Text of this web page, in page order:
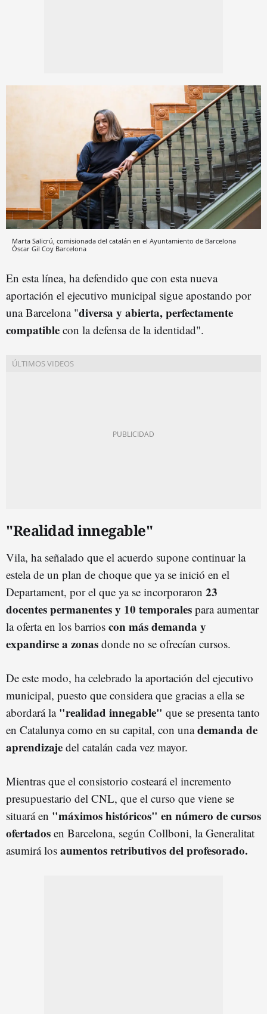
Marta Salicrú, comisionada del catalán en el Ayuntamiento de Barcelona
Òscar Gil Coy Barcelona
En esta línea, ha defendido que con esta nueva
aportación el ejecutivo municipal sigue apostando por
una Barcelona "diversa y abierta, perfectamente
compatible con la defensa de la identidad".
"Realidad innegable"
Vila, ha señalado que el acuerdo supone continuar la
estela de un plan de choque que ya se inició en el
Departament, por el que ya se incorporaron 23
docentes permanentes y 10 temporales para aumentar
la oferta en los barrios con más demanda y
expandirse a zonas donde no se ofrecían cursos.
De este modo, ha celebrado la aportación del ejecutivo
municipal, puesto que considera que gracias a ella se
abordará la"realidad innegable" que se presenta tanto
en Catalunya como en su capital, con unademanda de
aprendizaje del catalán cada vez mayor.
Mientras que el consistorio costeará el incremento
presupuestario del CNL, que el curso que viene se
situará en "máximos históricos" en número de cursos
ofertados en Barcelona, según Collboni, la Generalitat
asumirá los aumentos retributivos del profesorado.